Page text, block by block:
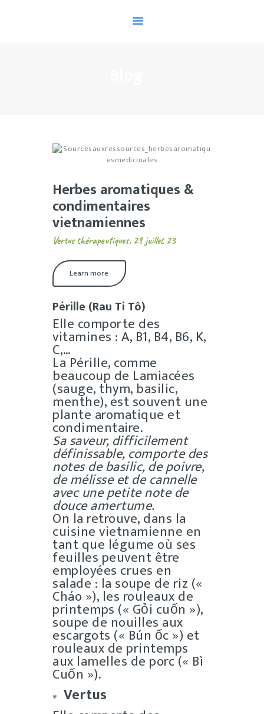
Herbes aromatiques &
condimentaires
vietnamiennes
Vertus thérapeutiques, 29 juillet 23
Learn more
Pérille (Rau Ti Tô)
Elle comporte des
vitamines : A, B1, B4, B6, K,
C,…
La Pérille, comme
beaucoup de Lamiacées
(sauge, thym, basilic,
menthe), est souvent une
plante aromatique et
condimentaire.
Sa saveur, difficilement
définissable, comporte des
notes de basilic, de poivre,
de mélisse et de cannelle
avec une petite note de
douce amertume.
On la retrouve, dans la
cuisine vietnamienne en
tant que légume où ses
feuilles peuvent être
employées crues en
salade : la soupe de riz («
Cháo »), les rouleaux de
printemps (« Gỏi cuốn »),
soupe de nouilles aux
escargots (« Bún ốc ») et
rouleaux de printemps
aux lamelles de porc (« Bì
Cuốn »).
♥ Vertus